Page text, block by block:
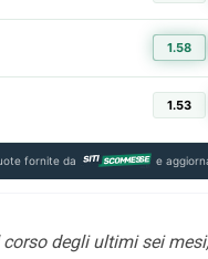
1.58
1.53
fornite da e
degli ultimi sei